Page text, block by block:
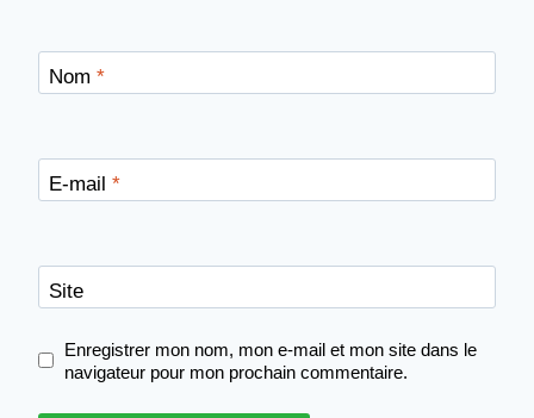
Nom *
E-mail *
Site
Enregistrer mon nom, mon e-mail et mon site dans le
navigateur pour mon prochain commentaire.